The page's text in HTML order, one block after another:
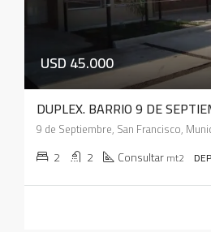
USD 45.000
DUPLEX. BARRIO 9 DE
2 2 Consultarmt2